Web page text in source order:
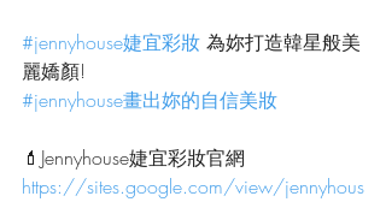
#jennyhouse婕宜彩妝 為妳打造韓星般美
麗嬌顏!
#jennyhouse畫出妳的自信美妝
💄Jennyhouse婕宜彩妝官網
https://sites.google.com/view/jennyhous